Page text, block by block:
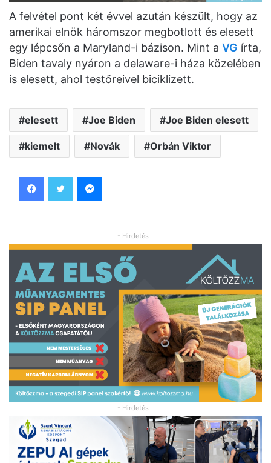
A felvétel pont két évvel azután készült, hogy az
amerikai elnök háromszor megbotlott és elesett
egy lépcsőn a Maryland-i bázison. Mint a VG írta,
Biden tavaly nyáron a delaware-i háza közelében
is elesett, ahol testőreivel biciklizett.
elesett Joe Biden Joe Biden elesett
kiemelt Novák Orbán Viktor
- Hirdetés -
- Hirdetés -